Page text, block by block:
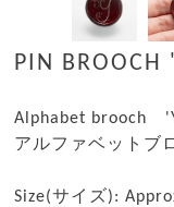
PIN BROOCH
Alphabet brooch
アルファベットブ
Size(サイズ):